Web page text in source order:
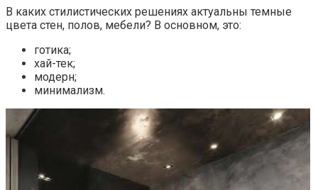
В каких стилистических решениях актуальны темные
цвета стен, полов, мебели? В основном, это:
готика;
хай-тек;
модерн;
минимализм.